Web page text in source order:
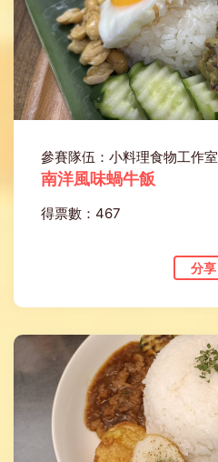
參賽隊伍：小料理食物工作室
南洋風味蝸牛飯
得票數：467
分享